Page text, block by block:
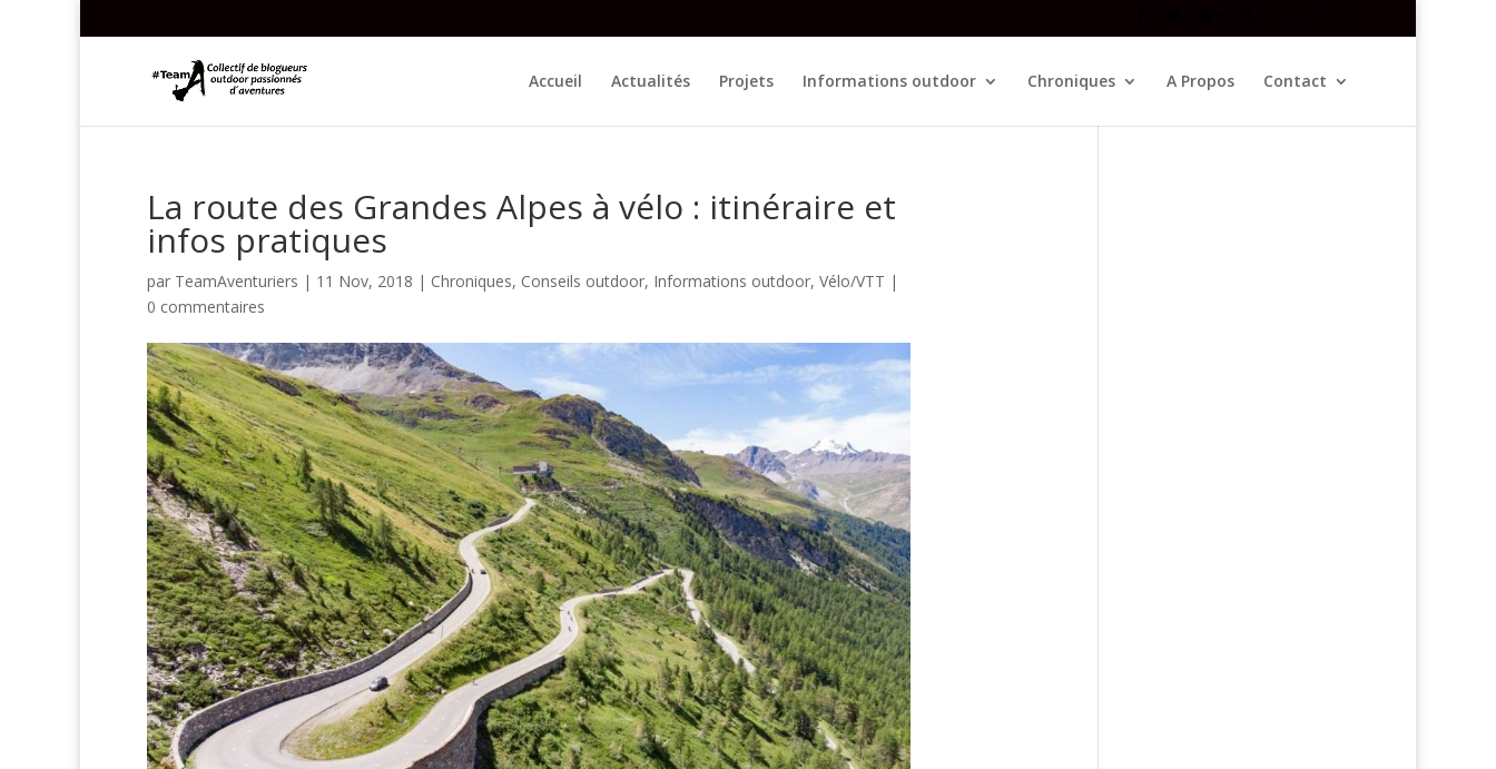
Accueil Actualités Projets Informations outdoor Chroniques A Propos Contact
La route des Grandes Alpes à vélo : itinéraire et
infos pratiques
par TeamAventuriers | 11 Nov, 2018 | Chroniques, Conseils outdoor, Informations outdoor, Vélo/VTT |
0 commentaires